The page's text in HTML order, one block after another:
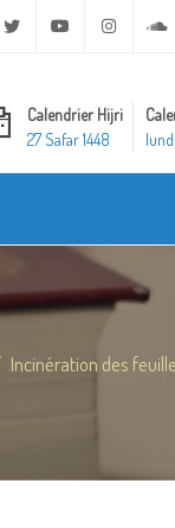
Twitter Youtube
Calendrier Hijri
27 Safar 1448
Incinération des